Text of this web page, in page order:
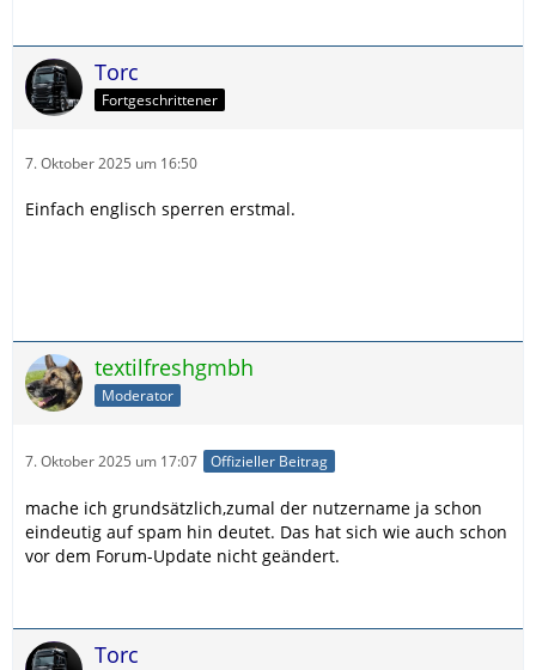
Torc
Fortgeschrittener
7. Oktober 2025 um 16:50
Einfach englisch sperren erstmal.
textilfreshgmbh
Moderator
7. Oktober 2025 um 17:07 Offizieller Beitrag
mache ich grundsätzlich,zumal der nutzername ja schon
eindeutig auf spam hin deutet. Das hat sich wie auch schon
vor dem Forum-Update nicht geändert.
Torc